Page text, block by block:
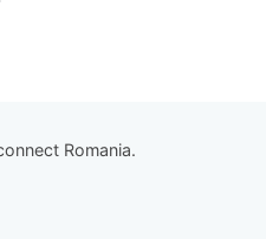
Romania.